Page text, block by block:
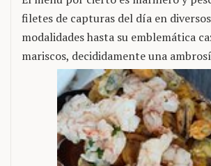
filetes de capturas del día en
modalidades hasta su emblemática
mariscos, decididamente una